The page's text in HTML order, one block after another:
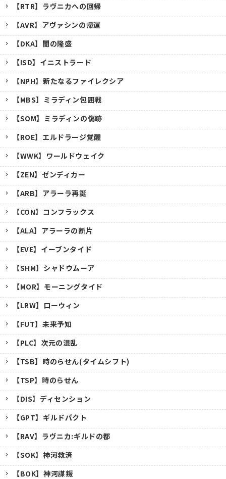
【RTR】ラヴニカへの回帰
【AVR】アヴァシンの帰還
【DKA】闇の隆盛
【ISD】イニストラード
【NPH】新たなるファイレクシア
【MBS】ミラディン包囲戦
【SOM】ミラディンの傷跡
【ROE】エルドラージ覚醒
【WWK】ワールドウェイク
【ZEN】ゼンディカー
【ARB】アラーラ再誕
【CON】コンフラックス
【ALA】アラーラの断片
【EVE】イーブンタイド
【SHM】シャドウムーア
【MOR】モーニングタイド
【LRW】ローウィン
【FUT】未来予知
【PLC】次元の混乱
【TSB】時のらせん(タイムシフト)
【TSP】時のらせん
【DIS】ディセンション
【GPT】ギルドパクト
【RAV】ラヴニカ:ギルドの都
【SOK】神河救済
【BOK】神河謀叛